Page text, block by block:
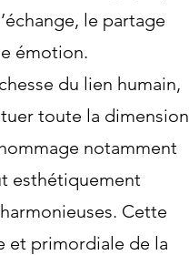
le partage
émotion.
du lien humain,
toute la dimension
notamment
esthétiquement
Cette
et primordiale de la